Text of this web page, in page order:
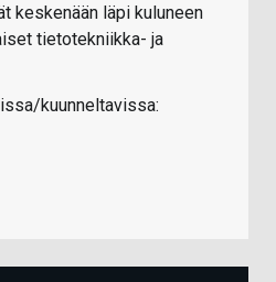
keskenään läpi kuluneen
tietotekniikka- ja
kuunneltavissa: